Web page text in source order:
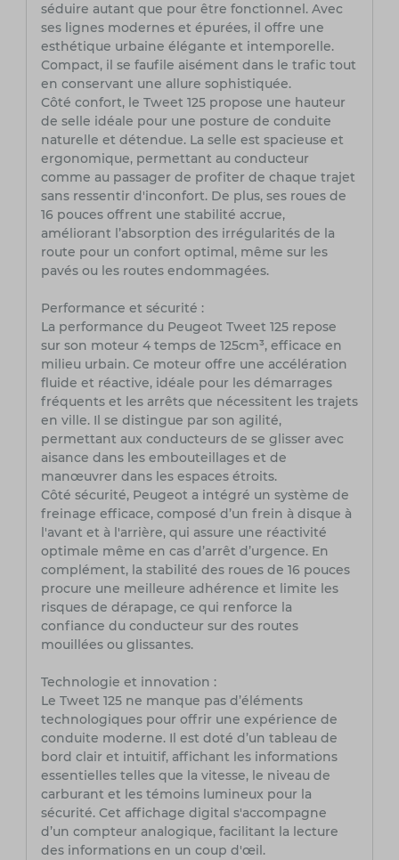
séduire autant que pour être fonctionnel. Avec
ses lignes modernes et épurées, il offre une
esthétique urbaine élégante et intemporelle.
Compact, il se faufile aisément dans le trafic tout
en conservant une allure sophistiquée.
Côté confort, le Tweet 125 propose une hauteur
de selle idéale pour une posture de conduite
naturelle et détendue. La selle est spacieuse et
ergonomique, permettant au conducteur
comme au passager de profiter de chaque trajet
sans ressentir d'inconfort. De plus, ses roues de
16 pouces offrent une stabilité accrue,
améliorant l’absorption des irrégularités de la
route pour un confort optimal, même sur les
pavés ou les routes endommagées.
Performance et sécurité :
La performance du Peugeot Tweet 125 repose
sur son moteur 4 temps de 125cm³, efficace en
milieu urbain. Ce moteur offre une accélération
fluide et réactive, idéale pour les démarrages
fréquents et les arrêts que nécessitent les trajets
en ville. Il se distingue par son agilité,
permettant aux conducteurs de se glisser avec
aisance dans les embouteillages et de
manœuvrer dans les espaces étroits.
Côté sécurité, Peugeot a intégré un système de
freinage efficace, composé d’un frein à disque à
l'avant et à l'arrière, qui assure une réactivité
optimale même en cas d’arrêt d’urgence. En
complément, la stabilité des roues de 16 pouces
procure une meilleure adhérence et limite les
risques de dérapage, ce qui renforce la
confiance du conducteur sur des routes
mouillées ou glissantes.
Technologie et innovation :
Le Tweet 125 ne manque pas d’éléments
technologiques pour offrir une expérience de
conduite moderne. Il est doté d’un tableau de
bord clair et intuitif, affichant les informations
essentielles telles que la vitesse, le niveau de
carburant et les témoins lumineux pour la
sécurité. Cet affichage digital s'accompagne
d’un compteur analogique, facilitant la lecture
des informations en un coup d'œil.